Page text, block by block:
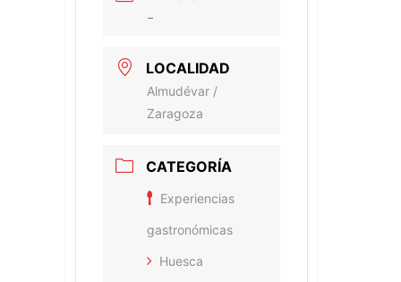
-
LOCALIDAD
Almudévar /
Zaragoza
CATEGORÍA
Experiencias
gastronómicas
Huesca